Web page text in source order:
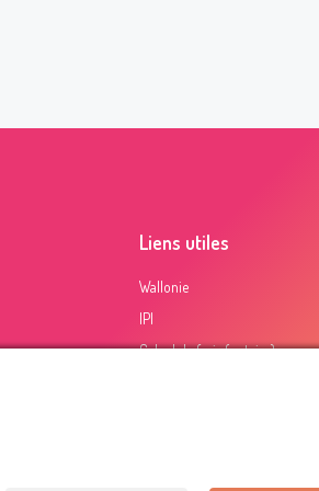
Liens utiles
Wallonie
IPI
Calcul de frais (notaire)